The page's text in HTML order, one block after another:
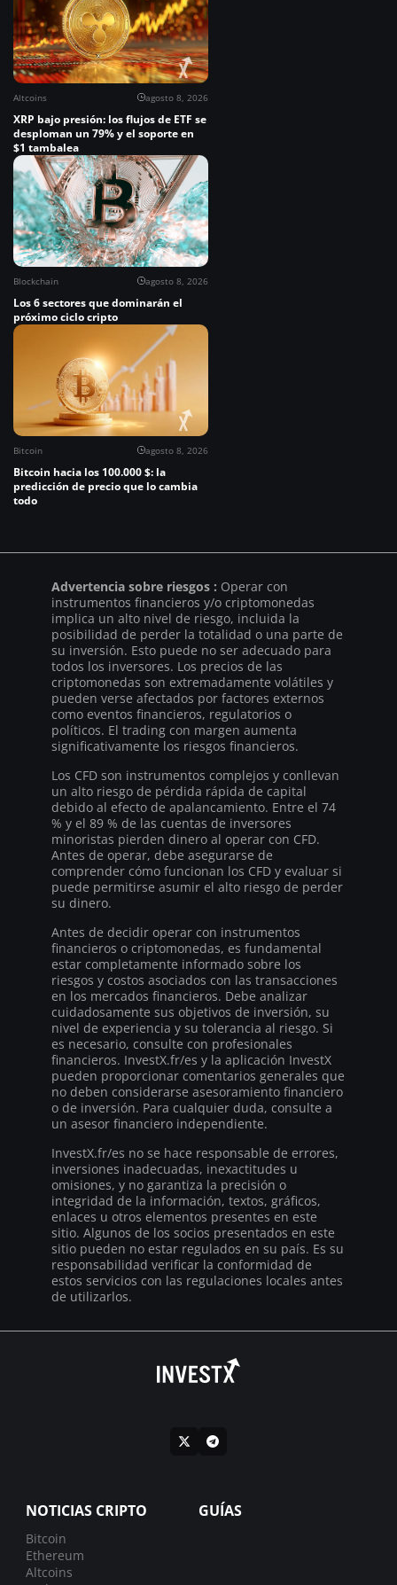
Altcoins agosto 8, 2026
XRP bajo presión: los flujos de ETF se
desploman un 79% y el soporte en
$1 tambalea
Blockchain agosto 8, 2026
Los 6 sectores que dominarán el
próximo ciclo cripto
Bitcoin agosto 8, 2026
Bitcoin hacia los 100.000 $: la
predicción de precio que lo cambia
todo
Advertencia sobre riesgos : Operar con
instrumentos financieros y/o criptomonedas
implica un alto nivel de riesgo, incluida la
posibilidad de perder la totalidad o una parte de
su inversión. Esto puede no ser adecuado para
todos los inversores. Los precios de las
criptomonedas son extremadamente volátiles y
pueden verse afectados por factores externos
como eventos financieros, regulatorios o
políticos. El trading con margen aumenta
significativamente los riesgos financieros.
Los CFD son instrumentos complejos y conllevan
un alto riesgo de pérdida rápida de capital
debido al efecto de apalancamiento. Entre el 74
% y el 89 % de las cuentas de inversores
minoristas pierden dinero al operar con CFD.
Antes de operar, debe asegurarse de
comprender cómo funcionan los CFD y evaluar si
puede permitirse asumir el alto riesgo de perder
su dinero.
Antes de decidir operar con instrumentos
financieros o criptomonedas, es fundamental
estar completamente informado sobre los
riesgos y costos asociados con las transacciones
en los mercados financieros. Debe analizar
cuidadosamente sus objetivos de inversión, su
nivel de experiencia y su tolerancia al riesgo. Si
es necesario, consulte con profesionales
financieros. InvestX.fr/es y la aplicación InvestX
pueden proporcionar comentarios generales que
no deben considerarse asesoramiento financiero
o de inversión. Para cualquier duda, consulte a
un asesor financiero independiente.
InvestX.fr/es no se hace responsable de errores,
inversiones inadecuadas, inexactitudes u
omisiones, y no garantiza la precisión o
integridad de la información, textos, gráficos,
enlaces u otros elementos presentes en este
sitio. Algunos de los socios presentados en este
sitio pueden no estar regulados en su país. Es su
responsabilidad verificar la conformidad de
estos servicios con las regulaciones locales antes
de utilizarlos.
NOTICIAS CRIPTO
Bitcoin
Ethereum
Altcoins
GUÍAS